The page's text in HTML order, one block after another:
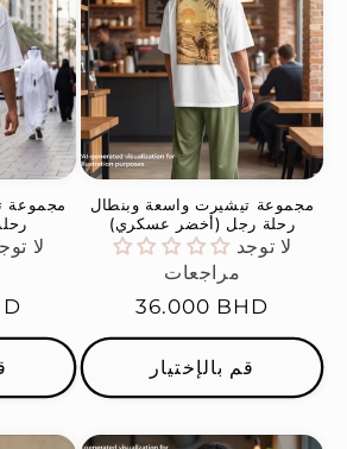
مجموعة
لا
مجموعة تيشيرت واسعة وبنطال
رحلة رجل (أخضر عسكري)
لا توجد
مراجعات
السعر
العادي
36.000 BHD
قم بالإختيار